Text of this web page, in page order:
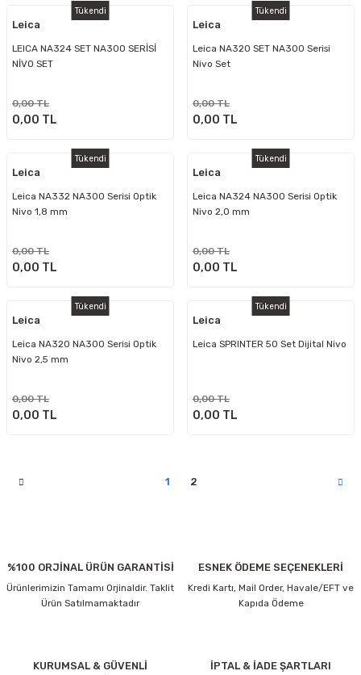
Tükendi
Leica
LEICA NA324 SET NA300 SERİSİ
NİVO SET
0,00 TL
0,00 TL
Tükendi
Leica
Leica NA320 SET NA300 Serisi
Nivo Set
0,00 TL
0,00 TL
Tükendi
Leica
Leica NA332 NA300 Serisi Optik
Nivo 1,8 mm
0,00 TL
0,00 TL
Tükendi
Leica
Leica NA324 NA300 Serisi Optik
Nivo 2,0 mm
0,00 TL
0,00 TL
Tükendi
Leica
Leica NA320 NA300 Serisi Optik
Nivo 2,5 mm
0,00 TL
0,00 TL
Tükendi
Leica
Leica SPRINTER 50 Set Dijital Nivo
0,00 TL
0,00 TL
1 2
%100 ORJİNAL ÜRÜN GARANTİSİ
Ürünlerimizin Tamamı Orjinaldir. Taklit
Ürün Satılmamaktadır
ESNEK ÖDEME SEÇENEKLERİ
Kredi Kartı, Mail Order, Havale/EFT ve
Kapıda Ödeme
KURUMSAL & GÜVENLİ
İPTAL & İADE ŞARTLARI